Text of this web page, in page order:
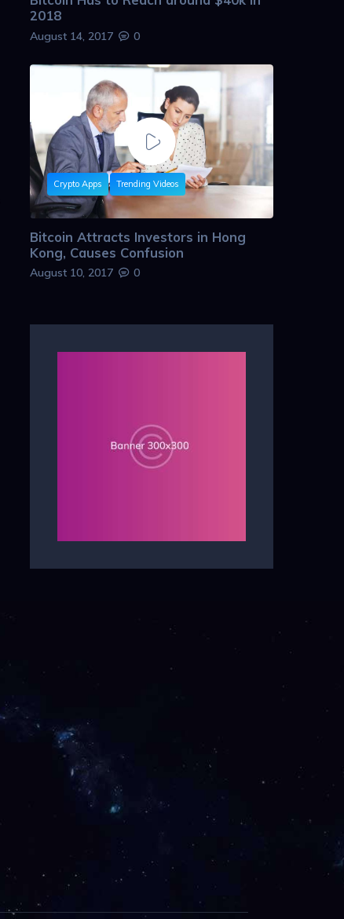
2018
August 14, 2017 0
Crypto Apps Trending Videos
Bitcoin Attracts Investors in Hong
Kong, Causes Confusion
August 10, 2017 0